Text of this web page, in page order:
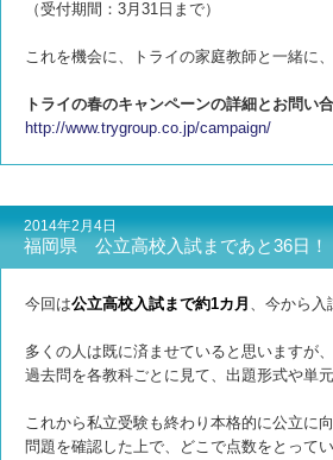
（受付期間：3月31日まで）
これを機会に、トライの家庭教師と一緒に
トライの春のキャンペーンの詳細とお問い
http://www.trygroup.co.jp/campaign/
2014年2月4日
福岡県 公立高校入試まであと36日
今回は公立高校入試まで約1カ月 、今から入
多くの人は既に済ませていると思いますが、
過去問を各教科ごとに見て、出題形式や単
これから私立受験も終わり本格的に公立に
問題を確認した上で、
どこで点数をとって